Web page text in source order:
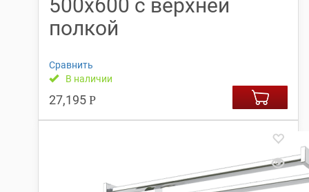
500х600 с верхней
полкой
Сравнить
В наличии
27,195 Р